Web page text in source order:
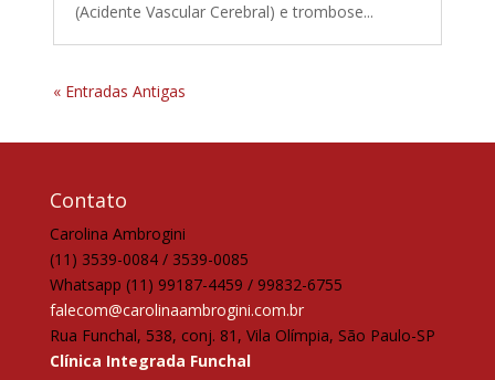
(Acidente Vascular Cerebral) e trombose...
« Entradas Antigas
Contato
Carolina Ambrogini
(11) 3539-0084 / 3539-0085
Whatsapp (11) 99187-4459 / 99832-6755
falecom@carolinaambrogini.com.br
Rua Funchal, 538, conj. 81, Vila Olímpia, São Paulo-SP
Clínica Integrada Funchal